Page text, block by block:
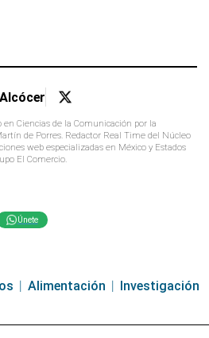
en Ciencias de la Comunicación por la
de Porres. Redactor Real Time del Núcleo
web especializadas en México y Estados
El Comercio.
Únete
Alimentación Investigación